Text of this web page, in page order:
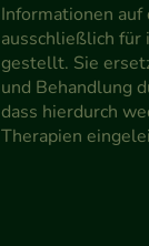
Informationen
ausschließlich für
gestellt. Sie
und Behandlung
dass hierdurch
Therapien